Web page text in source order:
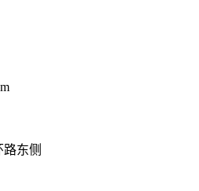
东侧